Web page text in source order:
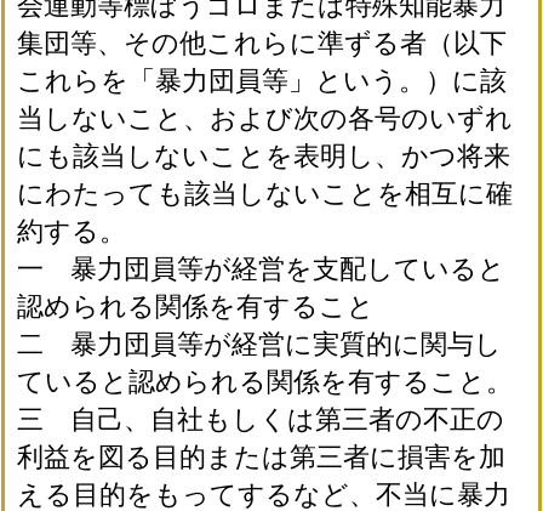
集団等、その他これらに準ずる者（以下
これらを「暴力団員等」という。）に該
当しないこと、および次の各号のいずれ
にも該当しないことを表明し、かつ将来
にわたっても該当しないことを相互に確
約する。
一 暴力団員等が経営を支配していると
認められる関係を有すること
二 暴力団員等が経営に実質的に関与し
ていると認められる関係を有すること。
三 自己、自社もしくは第三者の不正の
利益を図る目的または第三者に損害を加
える目的をもってするなど、不当に暴力